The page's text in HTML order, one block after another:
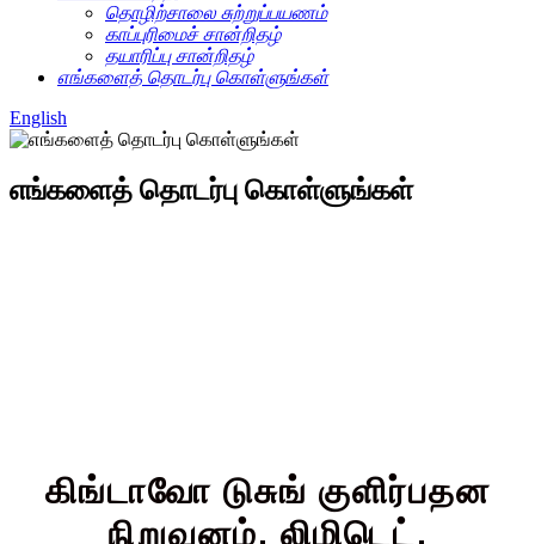
தொழிற்சாலை சுற்றுப்பயணம்
காப்புரிமைச் சான்றிதழ்
தயாரிப்பு சான்றிதழ்
எங்களைத் தொடர்பு கொள்ளுங்கள்
English
எங்களைத் தொடர்பு கொள்ளுங்கள்
கிங்டாவோ டுசுங் குளிர்பதன
நிறுவனம், லிமிடெட்.